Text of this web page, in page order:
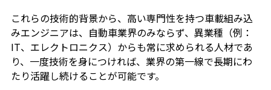
これらの技術的背景から、高い専門性を持つ車載組み込
みエンジニアは、自動車業界のみならず、異業種（例：
IT、エレクトロニクス）からも常に求められる人材であ
り、一度技術を身につければ、業界の第一線で長期にわ
たり活躍し続けることが可能です。